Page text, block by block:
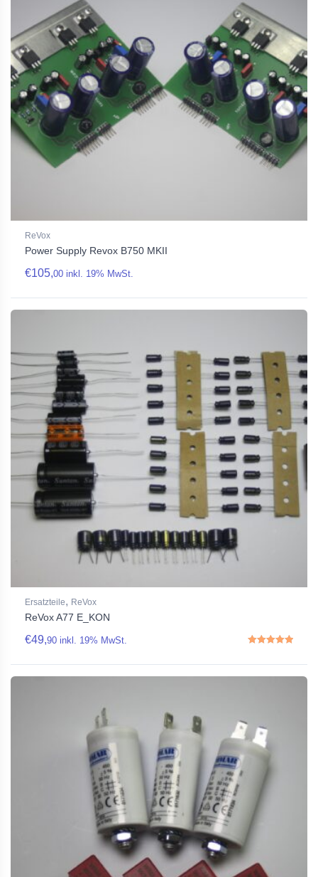
ReVox
Power Supply Revox B750 MKII
€105,00 inkl. 19% MwSt.
Ersatzteile, ReVox
ReVox A77 E_KON
€49,90 inkl. 19% MwSt.